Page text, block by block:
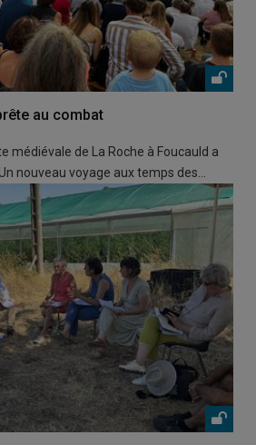
au combat
médiévale de La Roche à Foucauld a
nouveau voyage aux temps des…